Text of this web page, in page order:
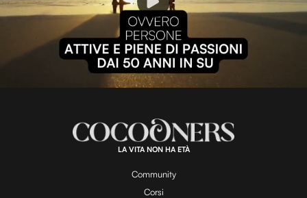
P
l
a
y
o
:
1
0
0
.
0
LA VITA NON HA ETÀ
Community
Corsi